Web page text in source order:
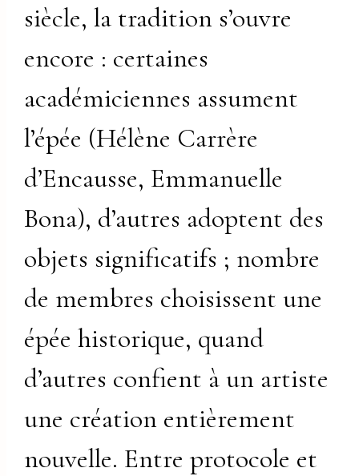
siècle, la tradition s’ouvre
encore : certaines
académiciennes assument
l’épée (Hélène Carrère
d’Encausse, Emmanuelle
Bona), d’autres adoptent des
objets significatifs ; nombre
de membres choisissent une
épée historique, quand
d’autres confient à un artiste
une création entièrement
nouvelle. Entre protocole et